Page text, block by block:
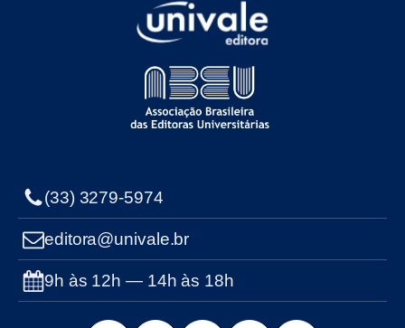
(33) 3279-5974
editora@univale.br
9h às 12h — 14h às 18h